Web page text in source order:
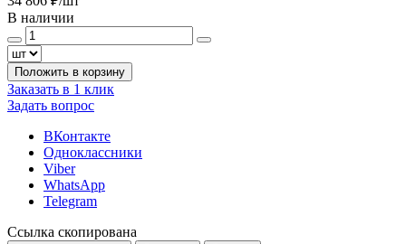
В наличии
Положить в корзину
Заказать в 1 клик
Задать вопрос
ВКонтакте
Одноклассники
Viber
WhatsApp
Telegram
Ссылка скопирована